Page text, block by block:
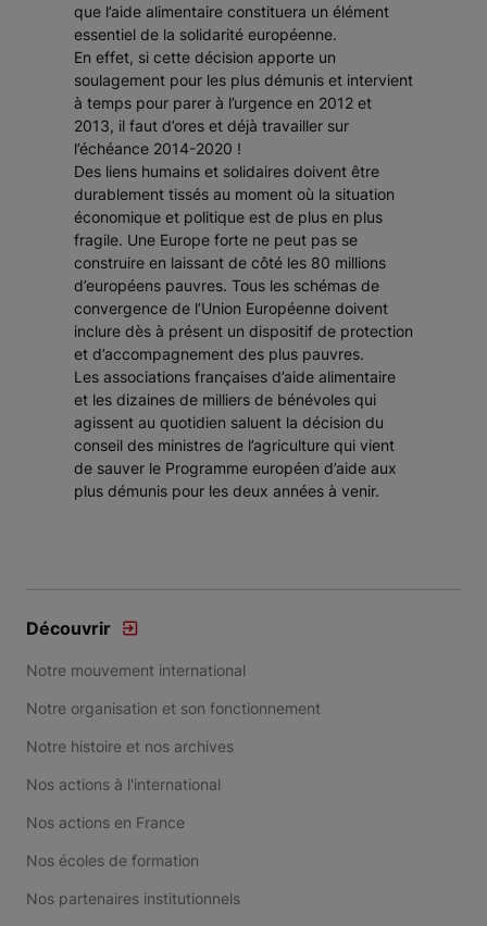
que l’aide alimentaire constituera un élément
essentiel de la solidarité européenne.
En effet, si cette décision apporte un
soulagement pour les plus démunis et intervient
à temps pour parer à l’urgence en 2012 et
2013, il faut d’ores et déjà travailler sur
l’échéance 2014-2020 !
Des liens humains et solidaires doivent être
durablement tissés au moment où la situation
économique et politique est de plus en plus
fragile. Une Europe forte ne peut pas se
construire en laissant de côté les 80 millions
d’européens pauvres. Tous les schémas de
convergence de l’Union Européenne doivent
inclure dès à présent un dispositif de protection
et d’accompagnement des plus pauvres.
Les associations françaises d’aide alimentaire
et les dizaines de milliers de bénévoles qui
agissent au quotidien saluent la décision du
conseil des ministres de l’agriculture qui vient
de sauver le Programme européen d’aide aux
plus démunis pour les deux années à venir.
Découvrir
Notre mouvement international
Notre organisation et son fonctionnement
Notre histoire et nos archives
Nos actions à l'international
Nos actions en France
Nos écoles de formation
Nos partenaires institutionnels